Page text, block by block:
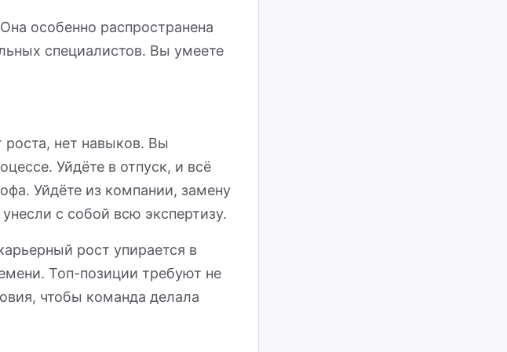
особенно распространена
специалистов. Вы умеете
роста, нет навыков. Вы
Уйдёте в отпуск, и всё
Уйдёте из компании, замену
с собой всю экспертизу.
рост упирается в
Топ-позиции требуют не
чтобы команда делала